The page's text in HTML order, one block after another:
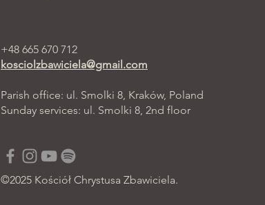
+48 665 670 712
kosciolzbawiciela@gmail.com
Parish office: ul. Smolki 8, Kraków, Poland
Sunday services: ul. Smolki 8, 2nd floor
©2025 Kościół Chrystusa Zbawiciela.